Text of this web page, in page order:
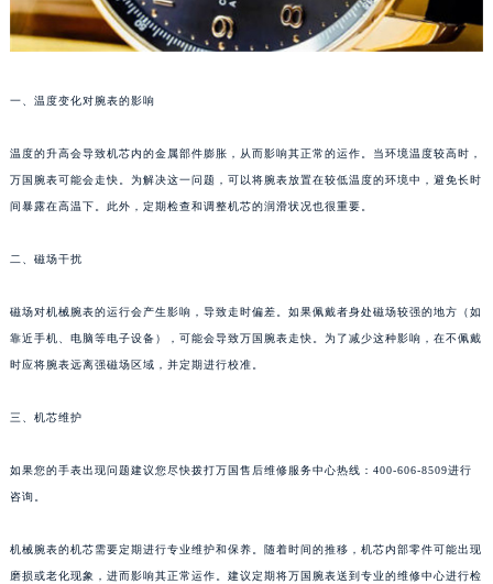
一、温度变化对腕表的影响
温度的升高会导致机芯内的金属部件膨胀，从而影响其正常的运作。当环境温度较高时，
万国腕表可能会走快。为解决这一问题，可以将腕表放置在较低温度的环境中，避免长时
间暴露在高温下。此外，定期检查和调整机芯的润滑状况也很重要。
二、磁场干扰
磁场对机械腕表的运行会产生影响，导致走时偏差。如果佩戴者身处磁场较强的地方（如
靠近手机、电脑等电子设备），可能会导致万国腕表走快。为了减少这种影响，在不佩戴
时应将腕表远离强磁场区域，并定期进行校准。
三、机芯维护
如果您的手表出现问题建议您尽快拨打万国售后维修服务中心热线：400-606-8509进行
咨询。
机械腕表的机芯需要定期进行专业维护和保养。随着时间的推移，机芯内部零件可能出现
磨损或老化现象，进而影响其正常运作。建议定期将万国腕表送到专业的维修中心进行检